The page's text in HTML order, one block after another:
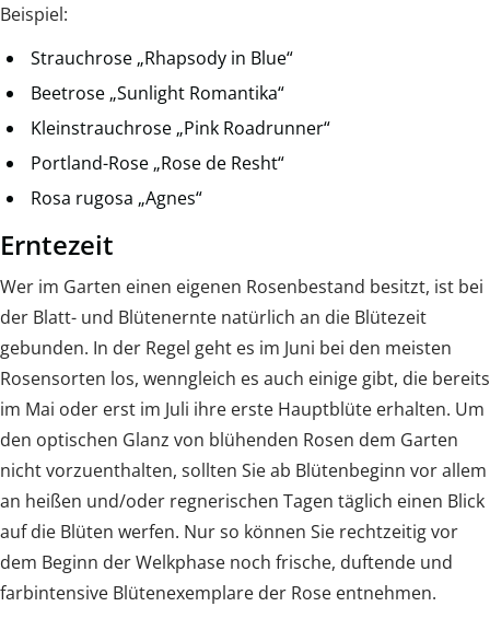
Beispiel:
Strauchrose „Rhapsody in Blue“
Beetrose „Sunlight Romantika“
Kleinstrauchrose „Pink Roadrunner“
Portland-Rose „Rose de Resht“
Rosa rugosa „Agnes“
Erntezeit
Wer im Garten einen eigenen Rosenbestand besitzt, ist bei
der Blatt- und Blütenernte natürlich an die Blütezeit
gebunden. In der Regel geht es im Juni bei den meisten
Rosensorten los, wenngleich es auch einige gibt, die bereits
im Mai oder erst im Juli ihre erste Hauptblüte erhalten. Um
den optischen Glanz von blühenden Rosen dem Garten
nicht vorzuenthalten, sollten Sie ab Blütenbeginn vor allem
an heißen und/oder regnerischen Tagen täglich einen Blick
auf die Blüten werfen. Nur so können Sie rechtzeitig vor
dem Beginn der Welkphase noch frische, duftende und
farbintensive Blütenexemplare der Rose entnehmen.